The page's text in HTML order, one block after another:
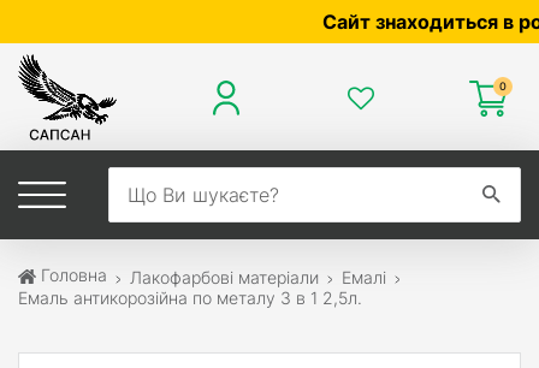
Сайт знаходиться в
0
Головна Лакофарбові матеріали
Емалі
Емаль антикорозійна по металу 3 в 1 2,5л.